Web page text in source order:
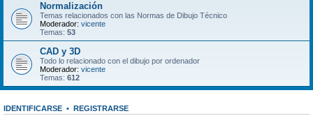
Normalización
Temas relacionados con las Normas de Dibujo Técnico
Moderador: vicente
Temas: 53
CAD y 3D
Todo lo relacionado con el dibujo por ordenador
Moderador: vicente
Temas: 612
IDENTIFICARSE • REGISTRARSE